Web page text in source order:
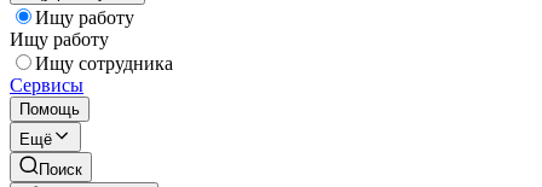
Ищу работу
Ищу работу
Ищу сотрудника
Сервисы
Помощь
Ещё
Поиск